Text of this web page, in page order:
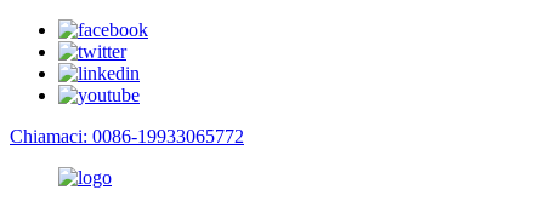
Chiamaci: 0086-19933065772